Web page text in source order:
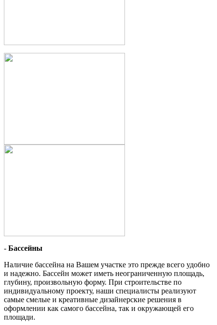
- Бассейны
Наличие бассейна на Вашем участке это прежде всего удобно
и надежно. Бассейн может иметь неограниченную площадь,
глубину, произвольную форму. При строительстве по
индивидуальному проекту, наши специалисты реализуют
самые смелые и креативные дизайнерские решения в
оформлении как самого бассейна, так и окружающей его
площади.